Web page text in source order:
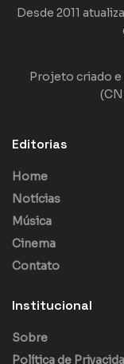
Desde 2011
Projeto criado
Editorias
Home
Notícias
Música
Cinema
Contato
Institucional
Sobre
Política de